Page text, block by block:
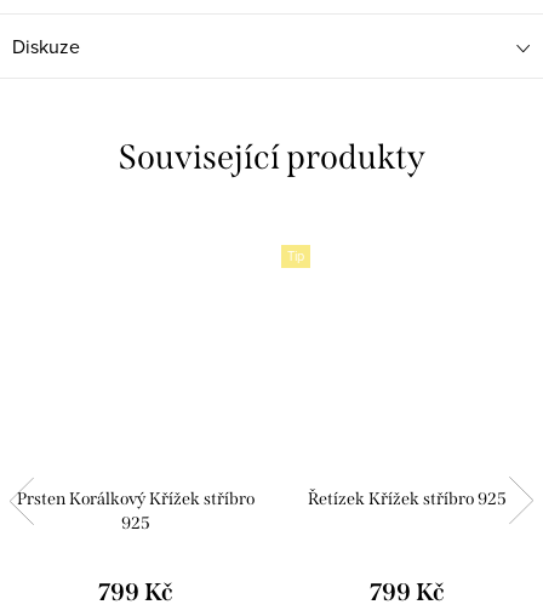
Diskuze
Související produkty
Prsten Korálkový Křížek stříbro
925
799 Kč
Tip
Řetízek Křížek stříbro 925
799 Kč